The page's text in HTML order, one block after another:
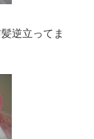
逆立ってま